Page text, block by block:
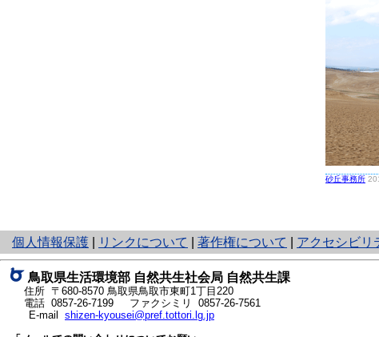
砂丘事務所
個人情報保護
と
り
ネ
ッ
ト
へ
の
リンクについて 著作権について アクセシビリ
鳥取県生活環境部 自然共生社会局 自然共生課
住所 〒680-8570 鳥取県鳥取市東町1丁目220
電話 0857-26-7199
ファクシミリ 0857-26-7561
E-mail shizen-kyousei@pref.tottori.lg.jp